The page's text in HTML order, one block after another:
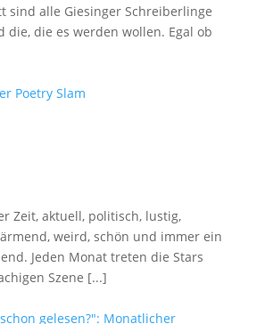
sind alle Giesinger Schreiberlinge
die, die es werden wollen. Egal ob
Poetry Slam
Zeit, aktuell, politisch, lustig,
weird, schön und immer ein
Jeden Monat treten die Stars
Szene [...]
gelesen?": Monatlicher